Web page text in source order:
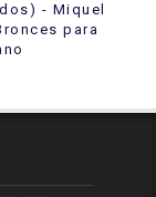
- Miquel
para